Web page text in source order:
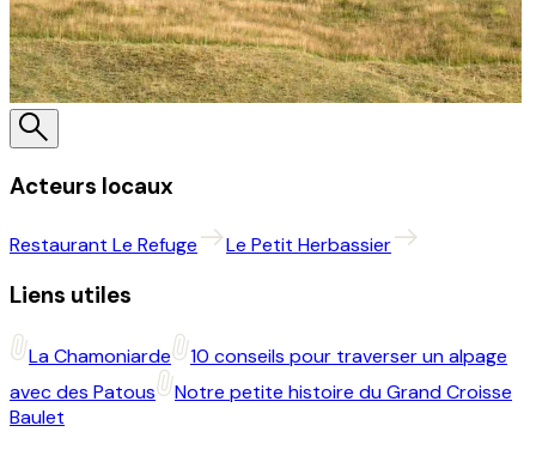
Acteurs locaux
Restaurant Le Refuge Le Petit Herbassier
Liens utiles
La Chamoniarde
10 conseils pour traverser un alpage
avec des Patous
Notre petite histoire du Grand Croisse
Baulet